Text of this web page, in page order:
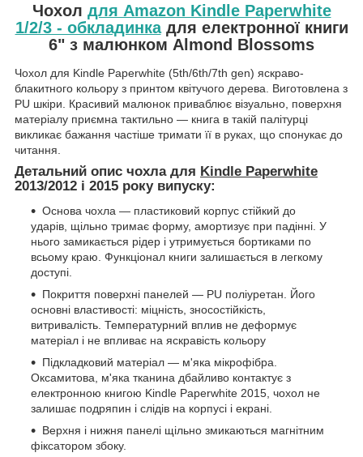
Чохол для Amazon Kindle Paperwhite
1/2/3 - обкладинкадля електронної книги
6" з малюнком Almond Blossoms
Чохол для Kindle Paperwhite (5th/6th/7th gen) яскраво-
блакитного кольору з принтом квітучого дерева. Виготовлена з
PU шкіри. Красивий малюнок приваблює візуально, поверхня
матеріалу приємна тактильно — книга в такій палітурці
викликає бажання частіше тримати її в руках, що спонукає до
читання.
Детальний опис чохла для Kindle Paperwhite
2013/2012 і 2015 року випуску:
Основа чохла — пластиковий корпус стійкий до
ударів, щільно тримає форму, амортизує при падінні. У
нього замикається рідер і утримується бортиками по
всьому краю. Функціонал книги залишається в легкому
доступі.
Покриття поверхні панелей — PU поліуретан. Його
основні властивості: міцність, зносостійкість,
витривалість. Температурний вплив не деформує
матеріал і не впливає на яскравість кольору
Підкладковий матеріал — м'яка мікрофібра.
Оксамитова, м'яка тканина дбайливо контактує з
електронною книгою Kindle Paperwhite 2015, чохол не
залишає подряпин і слідів на корпусі і екрані.
Верхня і нижня панелі щільно змикаються магнітним
фіксатором збоку.